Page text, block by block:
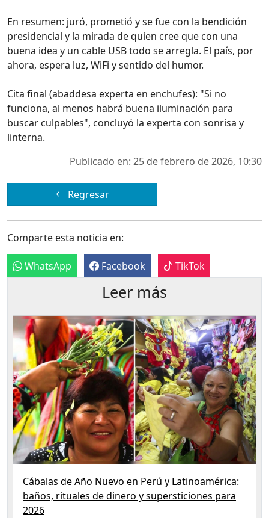
En resumen: juró, prometió y se fue con la bendición
presidencial y la mirada de quien cree que con una
buena idea y un cable USB todo se arregla. El país, por
ahora, espera luz, WiFi y sentido del humor.
Cita final (abaddesa experta en enchufes): "Si no
funciona, al menos habrá buena iluminación para
buscar culpables", concluyó la experta con sonrisa y
linterna.
Publicado en: 25 de febrero de 2026, 10:30
Regresar
Comparte esta noticia en:
WhatsApp Facebook TikTok
Leer más
Cábalas de Año Nuevo en Perú y Latinoamérica:
baños, rituales de dinero y supersticiones para
2026